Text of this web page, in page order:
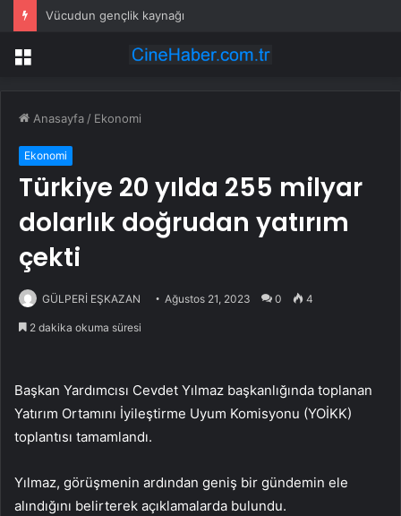
Vücudun gençlik kaynağı
Menü
Anasayfa / Ekonomi
Ekonomi
Türkiye 20 yılda 255 milyar
dolarlık doğrudan yatırım
çekti
GÜLPERİ EŞKAZAN Ağustos 21, 2023 0 4
2 dakika okuma süresi
Başkan Yardımcısı Cevdet Yılmaz başkanlığında toplanan
Yatırım Ortamını İyileştirme Uyum Komisyonu (YOİKK)
toplantısı tamamlandı.
Yılmaz, görüşmenin ardından geniş bir gündemin ele
alındığını belirterek açıklamalarda bulundu.